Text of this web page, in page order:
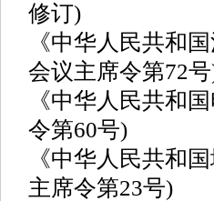
修订)
《中华人民共和
会议主席令第72
《中华人民共和
令第60号)
《中华人民共和
主席令第23号)